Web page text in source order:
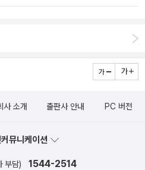
주마.'
자 책부터 포장해서 우체국에 가
제일 읽고 싶은책이다. 봄이 되
만 절대 아니다. 그럼에도 봄이 그
아니라 이름모를 풀로 뒤덮인 아름
서 가장 불가사의한 고대지도 지난
학지도 책을 보고 찜해두었는데, 이
사 소개 출판사 안내 PC 버전
뮤니케이션
부담) 1544-2514